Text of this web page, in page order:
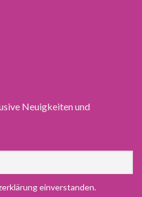
Neuigkeiten und
einverstanden.